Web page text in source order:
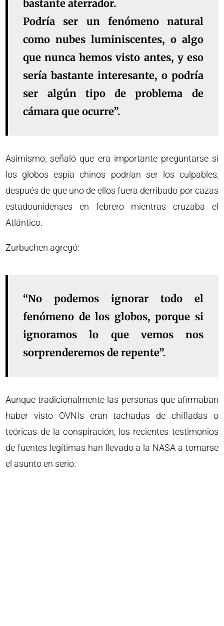
bastante aterrador.
Podría ser un fenómeno natural
como nubes luminiscentes, o algo
que nunca hemos visto antes, y eso
sería bastante interesante, o podría
ser algún tipo de problema de
cámara que ocurre”.
Asimismo, señaló que era importante preguntarse si
los globos espía chinos podrían ser los culpables,
después de que uno de ellos fuera derribado por cazas
estadounidenses en febrero mientras cruzaba el
Atlántico.
Zurbuchen agregó:
“No podemos ignorar todo el
fenómeno de los globos, porque si
ignoramos lo que vemos nos
sorprenderemos de repente”.
Aunque tradicionalmente las personas que afirmaban
haber visto OVNIs eran tachadas de chifladas o
teóricas de la conspiración, los recientes testimonios
de fuentes legítimas han llevado a la NASA a tomarse
el asunto en serio.